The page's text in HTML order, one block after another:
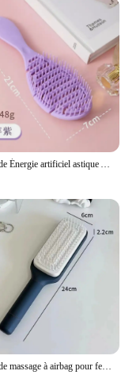
a protective
not only prolongs
it remains
design is not
it a perfect
Its lightweight and
ensuring you
compromising
just a tool; it's a
Whether
simply maintain
perfect choice.
to cater
strands of
of adults. The
ensuring
to
must-have for
users, ensuring
of this
Peigne de Énergie artificiel astique Amissié, Brosse à Cheveux, pour le Cuir oral elu, Poignées de Coiffure, vaccage Rapide, Outil de Pêcheur, 1 Pièce
Peigne de massage à airbag pour femmes, brosse à cheveux droite, rotation, livres Foy, perte de cheveux, anti-leges, auto-livres